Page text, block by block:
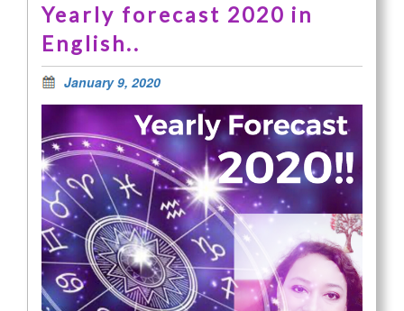
Yearly forecast 2020 in
English..
January 9, 2020